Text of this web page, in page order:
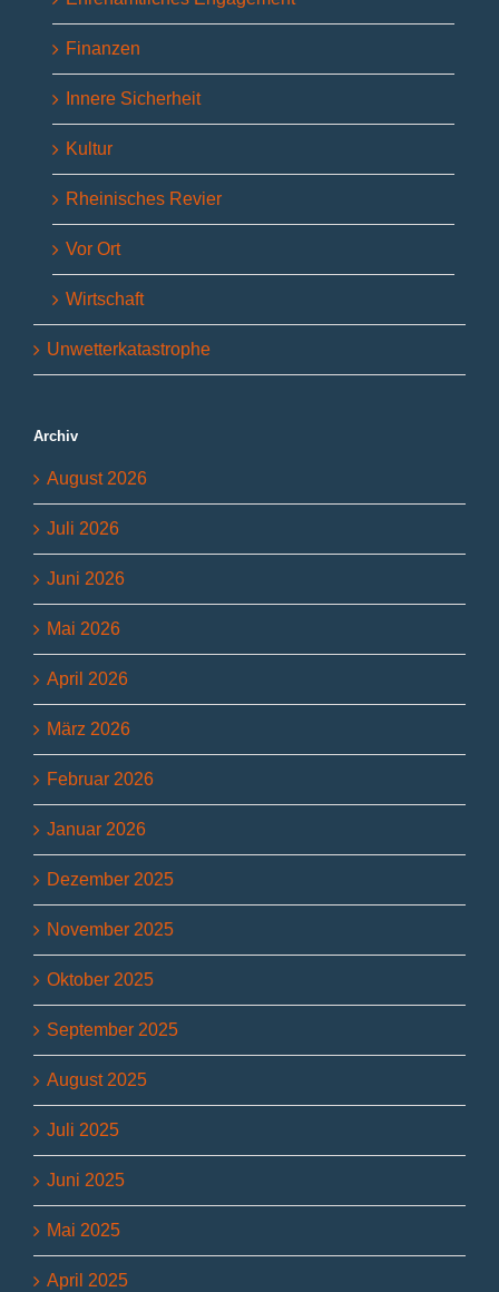
Finanzen
Innere Sicherheit
Kultur
Rheinisches Revier
Vor Ort
Wirtschaft
Unwetterkatastrophe
Archiv
August 2026
Juli 2026
Juni 2026
Mai 2026
April 2026
März 2026
Februar 2026
Januar 2026
Dezember 2025
November 2025
Oktober 2025
September 2025
August 2025
Juli 2025
Juni 2025
Mai 2025
April 2025